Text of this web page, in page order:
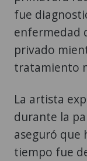
fue
enfermedad
privado
tratamiento
La artista
durante la
aseguró que
tiempo fue